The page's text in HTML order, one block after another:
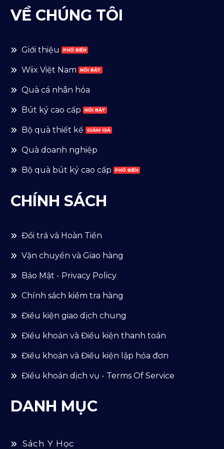
VỀ CHÚNG TÔI
Giới thiệu
Wiix Việt Nam
Quà cá nhân hóa
Bút ký cao cấp
Bộ quà thiết kế
Quà doanh nghiệp
Bộ quà bút ký cao cấp
CHÍNH SÁCH
Đổi trả và Hoàn Tiền
Vận chuyển và Giao hàng
Bảo Mật - Privacy Policy
Chính sách kiểm tra hàng
Điều kiện giao dịch chung
Điều khoản và Điều kiện thanh toán
Điểu khoản và Điều kiện lập hóa đơn
Điều khoản dịch vụ - Terms Of Service
DANH MỤC
Sách Y Học